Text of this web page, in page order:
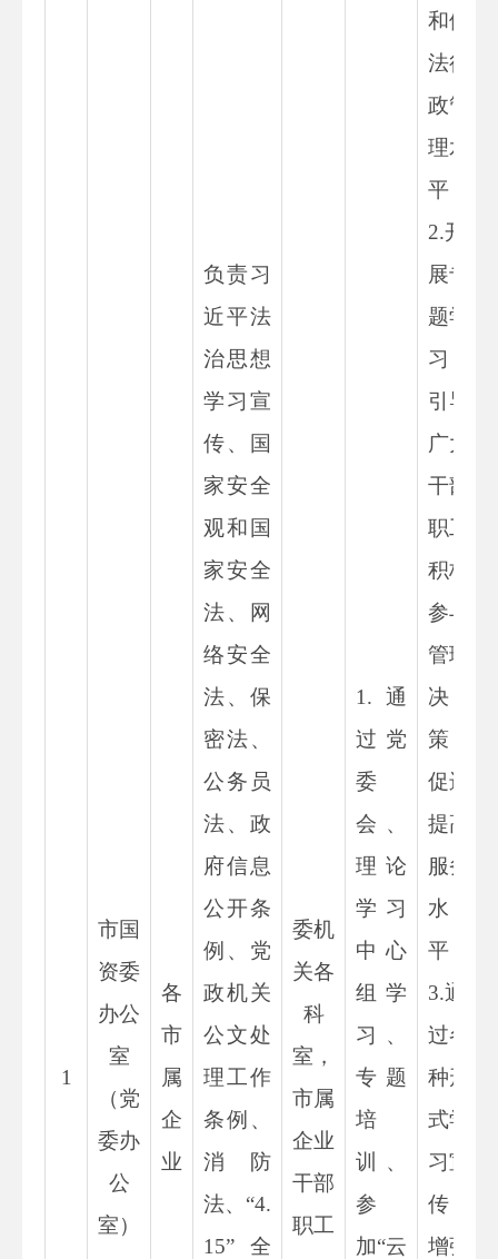
1
市国
资委
办公
室
（党
委办
公
室）
各
市
属
企
业
负责习
近平法
治思想
学习宣
传、国
家安全
观和国
家安全
法、网
络安全
法、保
密法、
公务员
法、 政
府信息
公开条
例 、 党
政机关
公文处
理工作
条例 、
消防
法、 “4.
15”全
委机
关各
科
室，
市属
企业
干部
职工
1. 通
过党
委
会、
理论
学习
中心
组学
习、
专题
培
训、
参
加“云
和依
法行
政管
理水
平；
2.开
展专
题学
习，
引导
广大
干部
职工
积极
参与
管理
决
策，
促进
提高
服务
水
平；
3.通
过各
种形
式学
习宣
传，
增强